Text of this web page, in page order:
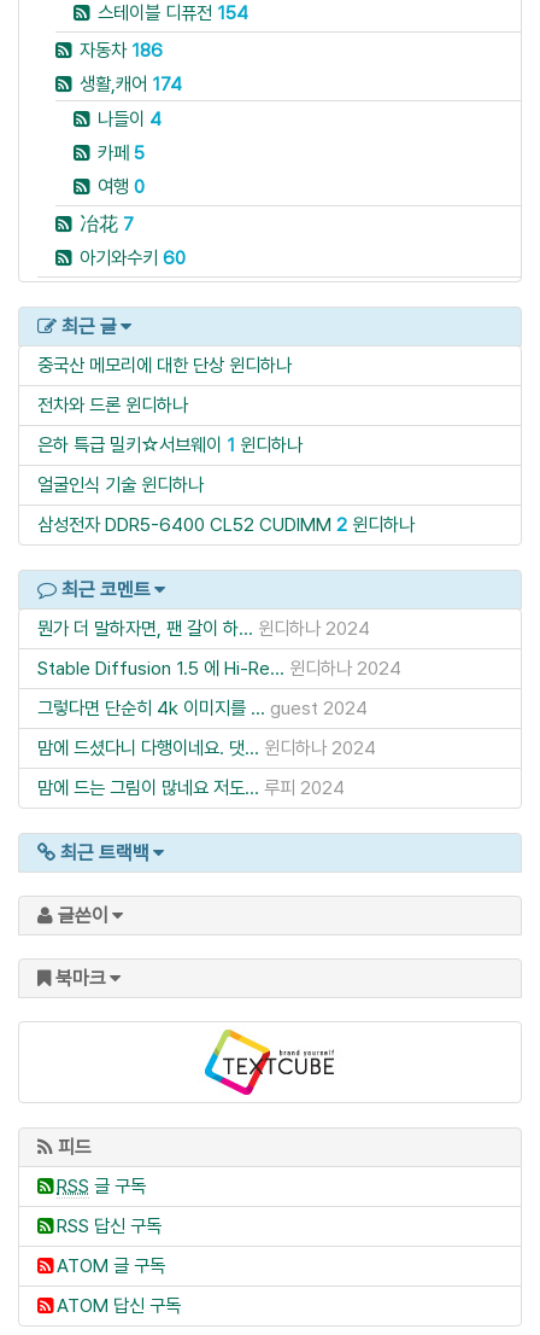
스테이블 디퓨전 154
자동차 186
생활,캐어 174
나들이 4
카페 5
여행 0
冶花 7
아기와수키 60
최근 글
중국산 메모리에 대한 단상 윈디하나
전차와 드론 윈디하나
은하 특급 밀키☆서브웨이 1 윈디하나
얼굴인식 기술 윈디하나
삼성전자 DDR5-6400 CL52 CUDIMM 2 윈디하나
최근 코멘트
뭔가 더 말하자면, 팬 갈이 하... 윈디하나 2024
Stable Diffusion 1.5 에 Hi-Re... 윈디하나 2024
그렇다면 단순히 4k 이미지를 ... guest 2024
맘에 드셨다니 다행이네요. 댓... 윈디하나 2024
맘에 드는 그림이 많네요 저도... 루피 2024
최근 트랙백
글쓴이
북마크
피드
RSS 글 구독
RSS 답신 구독
ATOM 글 구독
ATOM 답신 구독